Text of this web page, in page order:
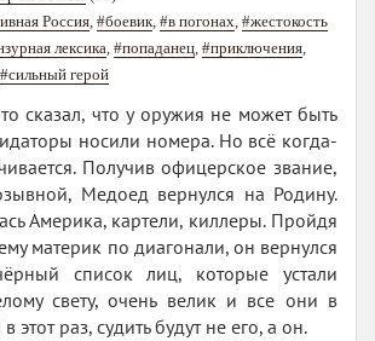
Россия, #боевик, #в погонах, #жестокость
лексика, #попаданец, #приключения,
#сильный герой
сказал, что у оружия не может быть
носили номера. Но всё когда-
Получив офицерское звание,
Медоед вернулся на Родину.
Америка, картели, киллеры. Пройдя
материк по диагонали, он вернулся
список лиц, которые устали
свету, очень велик и все они в
этот раз, судить будут не его, а он.